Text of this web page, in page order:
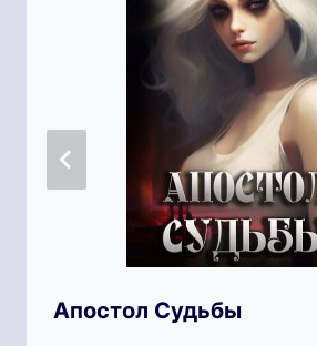
Апостол Судьбы